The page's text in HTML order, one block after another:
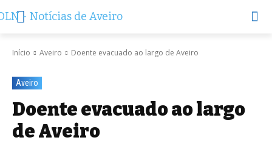
Início Aveiro Doente evacuado ao largo de Aveiro
Aveiro
Doente evacuado ao largo
de Aveiro